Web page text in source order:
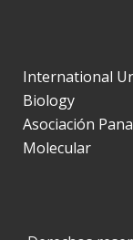
International
Biology
Asociación
Molecular